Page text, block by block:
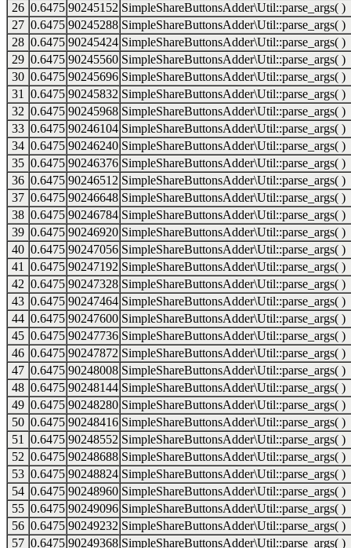
26 0.6475 90245152 SimpleShareButtonsAdder\Util::parse_args( )
27 0.6475 90245288 SimpleShareButtonsAdder\Util::parse_args( )
28 0.6475 90245424 SimpleShareButtonsAdder\Util::parse_args( )
29 0.6475 90245560 SimpleShareButtonsAdder\Util::parse_args( )
30 0.6475 90245696 SimpleShareButtonsAdder\Util::parse_args( )
31
0.6475 90245832 SimpleShareButtonsAdder\Util::parse_args( )
32 0.6475 90245968 SimpleShareButtonsAdder\Util::parse_args( )
33 0.6475 90246104 SimpleShareButtonsAdder\Util::parse_args( )
34 0.6475 90246240 SimpleShareButtonsAdder\Util::parse_args( )
35 0.6475 90246376 SimpleShareButtonsAdder\Util::parse_args( )
36 0.6475 90246512 SimpleShareButtonsAdder\Util::parse_args( )
37 0.6475 90246648 SimpleShareButtonsAdder\Util::parse_args( )
38 0.6475 90246784 SimpleShareButtonsAdder\Util::parse_args( )
39 0.6475 90246920 SimpleShareButtonsAdder\Util::parse_args( )
40 0.6475 90247056 SimpleShareButtonsAdder\Util::parse_args( )
41
0.6475 90247192 SimpleShareButtonsAdder\Util::parse_args( )
42 0.6475 90247328 SimpleShareButtonsAdder\Util::parse_args( )
43 0.6475 90247464 SimpleShareButtonsAdder\Util::parse_args( )
44 0.6475 90247600 SimpleShareButtonsAdder\Util::parse_args( )
45 0.6475 90247736 SimpleShareButtonsAdder\Util::parse_args( )
46 0.6475 90247872 SimpleShareButtonsAdder\Util::parse_args( )
47 0.6475 90248008 SimpleShareButtonsAdder\Util::parse_args( )
48 0.6475 90248144 SimpleShareButtonsAdder\Util::parse_args( )
49 0.6475 90248280 SimpleShareButtonsAdder\Util::parse_args( )
50 0.6475 90248416 SimpleShareButtonsAdder\Util::parse_args( )
51
0.6475 90248552 SimpleShareButtonsAdder\Util::parse_args( )
52 0.6475 90248688 SimpleShareButtonsAdder\Util::parse_args( )
53 0.6475 90248824 SimpleShareButtonsAdder\Util::parse_args( )
54 0.6475 90248960 SimpleShareButtonsAdder\Util::parse_args( )
55 0.6475 90249096 SimpleShareButtonsAdder\Util::parse_args( )
56 0.6475 90249232 SimpleShareButtonsAdder\Util::parse_args( )
57 0.6475 90249368 SimpleShareButtonsAdder\Util::parse_args( )